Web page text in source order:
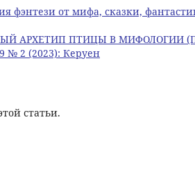
фэнтези от мифа, сказки,
АРХЕТИП ПТИЦЫ В МИФОЛОГИИ
№ 2 (2023): Керуен
статьи.